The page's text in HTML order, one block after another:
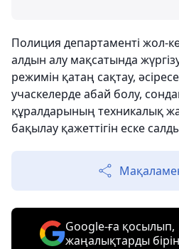
Полиция департаменті жол-
алдын алу мақсатында
режимін қатаң сақтау,
учаскелерде абай болу,
құралдарының техникалық
бақылау қажеттігін еске
Google-ға қосылып,
жаңалықтарды